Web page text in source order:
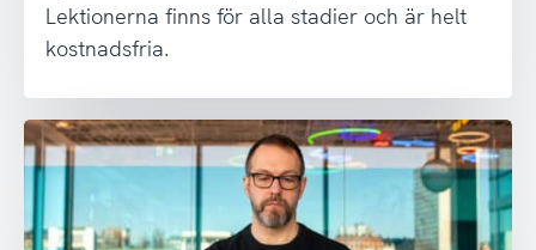
Lektionerna finns för alla stadier och är helt
kostnadsfria.